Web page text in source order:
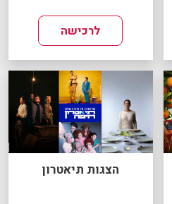
לרכישה
הצגות תיאטרון